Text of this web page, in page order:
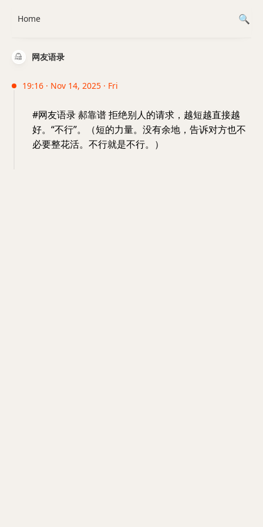
网友语录
19:16 · Nov 14, 2025 · Fri
#网友语录 郝靠谱 拒绝别人的请求，越短越直接越
好。“不行”。（短的力量。没有余地，告诉对方也不
必要整花活。不行就是不行。）
Home